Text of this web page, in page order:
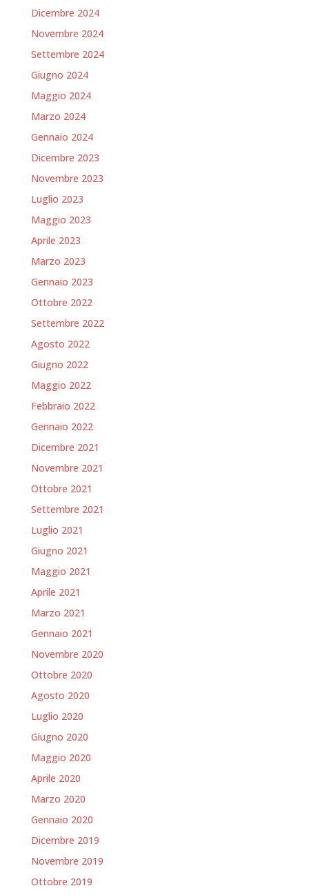
Dicembre 2024
Novembre 2024
Settembre 2024
Giugno 2024
Maggio 2024
Marzo 2024
Gennaio 2024
Dicembre 2023
Novembre 2023
Luglio 2023
Maggio 2023
Aprile 2023
Marzo 2023
Gennaio 2023
Ottobre 2022
Settembre 2022
Agosto 2022
Giugno 2022
Maggio 2022
Febbraio 2022
Gennaio 2022
Dicembre 2021
Novembre 2021
Ottobre 2021
Settembre 2021
Luglio 2021
Giugno 2021
Maggio 2021
Aprile 2021
Marzo 2021
Gennaio 2021
Novembre 2020
Ottobre 2020
Agosto 2020
Luglio 2020
Giugno 2020
Maggio 2020
Aprile 2020
Marzo 2020
Gennaio 2020
Dicembre 2019
Novembre 2019
Ottobre 2019